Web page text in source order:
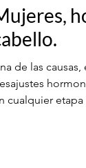
de las
cualquier etapa